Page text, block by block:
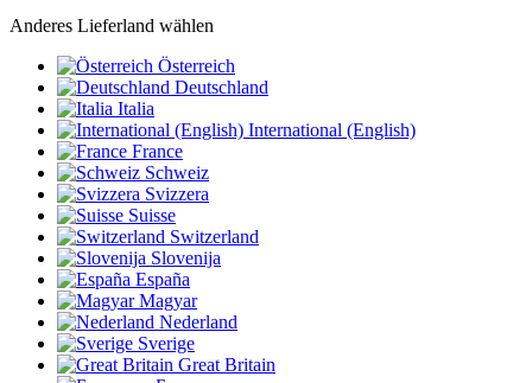
Anderes Lieferland wählen
Österreich
Deutschland
Italia
International (English)
France
Schweiz
Svizzera
Suisse
Switzerland
Slovenija
España
Magyar
Nederland
Sverige
Great Britain